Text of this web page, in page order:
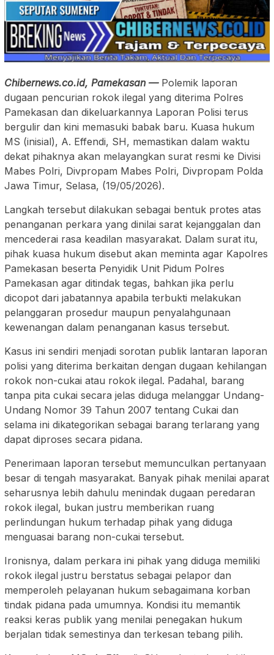
Chibernews.co.id, Pamekasan —Polemik laporan
dugaan pencurian rokok ilegal yang diterima Polres
Pamekasan dan dikeluarkannya Laporan Polisi terus
bergulir dan kini memasuki babak baru. Kuasa hukum
MS (inisial), A. Effendi, SH, memastikan dalam waktu
dekat pihaknya akan melayangkan surat resmi ke Divisi
Mabes Polri, Divpropam Mabes Polri, Divpropam Polda
Jawa Timur, Selasa, (19/05/2026).
Langkah tersebut dilakukan sebagai bentuk protes atas
penanganan perkara yang dinilai sarat kejanggalan dan
mencederai rasa keadilan masyarakat. Dalam surat itu,
pihak kuasa hukum disebut akan meminta agar Kapolres
Pamekasan beserta Penyidik Unit Pidum Polres
Pamekasan agar ditindak tegas, bahkan jika perlu
dicopot dari jabatannya apabila terbukti melakukan
pelanggaran prosedur maupun penyalahgunaan
kewenangan dalam penanganan kasus tersebut.
Kasus ini sendiri menjadi sorotan publik lantaran laporan
polisi yang diterima berkaitan dengan dugaan kehilangan
rokok non-cukai atau rokok ilegal. Padahal, barang
tanpa pita cukai secara jelas diduga melanggar Undang-
Undang Nomor 39 Tahun 2007 tentang Cukai dan
selama ini dikategorikan sebagai barang terlarang yang
dapat diproses secara pidana.
Penerimaan laporan tersebut memunculkan pertanyaan
besar di tengah masyarakat. Banyak pihak menilai aparat
seharusnya lebih dahulu menindak dugaan peredaran
rokok ilegal, bukan justru memberikan ruang
perlindungan hukum terhadap pihak yang diduga
menguasai barang non-cukai tersebut.
Ironisnya, dalam perkara ini pihak yang diduga memiliki
rokok ilegal justru berstatus sebagai pelapor dan
memperoleh pelayanan hukum sebagaimana korban
tindak pidana pada umumnya. Kondisi itu memantik
reaksi keras publik yang menilai penegakan hukum
berjalan tidak semestinya dan terkesan tebang pilih.